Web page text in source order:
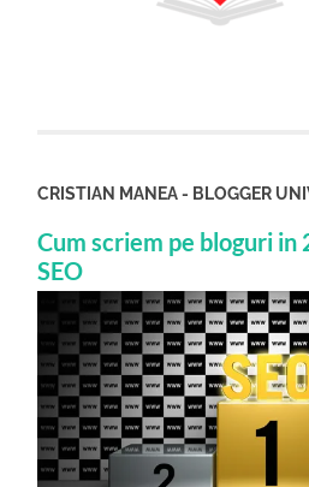
CRISTIAN MANEA - BLOGGER
Cum scriem pe bloguri
SEO